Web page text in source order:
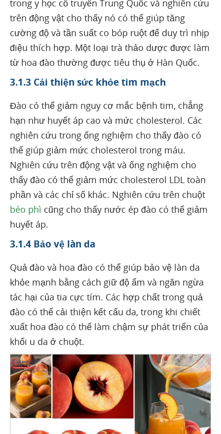
trong y học cổ truyền Trung Quốc và nghiên cứu
trên động vật cho thấy nó có thể giúp tăng
cường độ và tần suất co bóp ruột để duy trì nhịp
điệu thích hợp. Một loại trà thảo dược được làm
từ hoa đào thường được tiêu thụ ở Hàn Quốc.
3.1.3 Cải thiện sức khỏe tim mạch
Đào có thể giảm nguy cơ mắc bệnh tim, chẳng
hạn như huyết áp cao và mức cholesterol. Các
nghiên cứu trong ống nghiệm cho thấy đào có
thể giúp giảm mức cholesterol trong máu.
Nghiên cứu trên động vật và ống nghiệm cho
thấy đào có thể giảm mức cholesterol LDL toàn
phần và các chỉ số khác. Nghiên cứu trên chuột
béo phì cũng cho thấy nước ép đào có thể giảm
huyết áp.
3.1.4 Bảo vệ làn da
Quả đào và hoa đào có thể giúp bảo vệ làn da
khỏe mạnh bằng cách giữ độ ẩm và ngăn ngừa
tác hại của tia cực tím. Các hợp chất trong quả
đào có thể cải thiện kết cấu da, trong khi chiết
xuất hoa đào có thể làm chậm sự phát triển của
khối u da ở chuột.